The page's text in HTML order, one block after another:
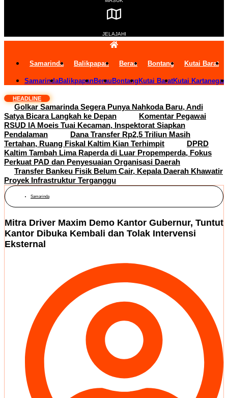
JELAJAHI
Samarinda Balikpapan Berau Bontang Kutai Barat
SamarindaBalikpapanBerau Bontang Kutai BaratKutai
HEADLINE
Golkar Samarinda Segera Punya Nahkoda Baru, Andi
Satya Bicara Langkah ke Depan
Komentar Pegawai
RSUD IA Moeis Tuai Kecaman, Inspektorat Siapkan
Pendalaman
Dana Transfer Rp2,5 Triliun Masih
Tertahan, Ruang Fiskal Kaltim Kian Terhimpit
DPRD
Kaltim Tambah Lima Raperda di Luar Propemperda, Fokus
Perkuat PAD dan Penyesuaian Organisasi Daerah
Transfer Bankeu Fisik Belum Cair, Kepala Daerah Khawatir
Proyek Infrastruktur Terganggu
Samarinda
Mitra Driver Maxim Demo Kantor Gubernur, Tuntut
Kantor Dibuka Kembali dan Tolak Intervensi
Eksternal